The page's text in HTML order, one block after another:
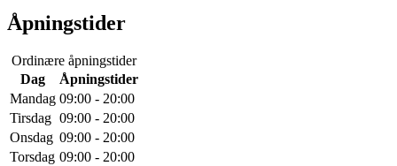
Åpningstider
Ordinære åpningstider
Dag
Åpningstider
Mandag 09:00 - 20:00
Tirsdag 09:00 - 20:00
Onsdag 09:00 - 20:00
Torsdag 09:00 - 20:00